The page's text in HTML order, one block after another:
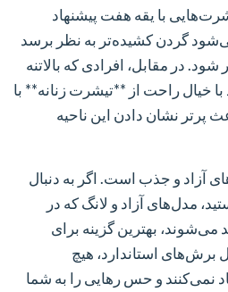
با یقه هفت پیشنهاد
گردن کشیده‌تر به نظر برسد
شود. در مقابل، افرادی که بالاتنه
خیال راحت از **تیشرت زنانه** با
پرتر نشان دادن این ناحیه
آزاد و جذب است. اگر به دنبال
مدل‌های آزاد و لانگ که در
می‌شوند، بهترین گزینه برای
استاندارد، هیچ
نمی‌کنند و حس رهایی را به شما